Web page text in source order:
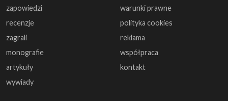
zapowiedzi
recenzje
zagrali
monografie
artykuły
wywiady
warunki prawne
polityka cookies
reklama
współpraca
kontakt